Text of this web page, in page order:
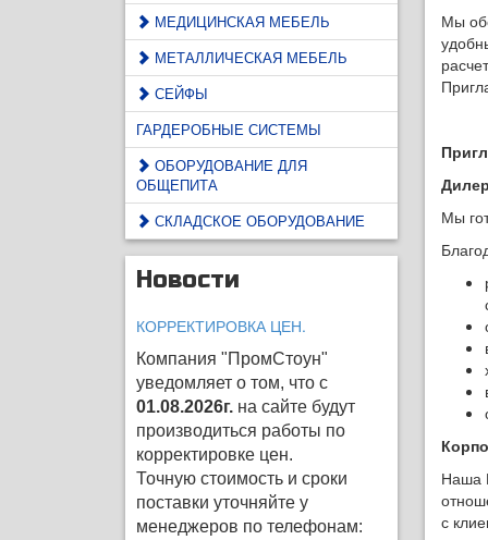
МЕДИЦИНСКАЯ МЕБЕЛЬ
МЕТАЛЛИЧЕСКАЯ МЕБЕЛЬ
СЕЙФЫ
ГАРДЕРОБНЫЕ СИСТЕМЫ
ОБОРУДОВАНИЕ ДЛЯ
ОБЩЕПИТА
СКЛАДСКОЕ ОБОРУДОВАНИЕ
Новости
КОРРЕКТИРОВКА ЦЕН.
Компания "ПромСтоун"
уведомляет о том, что с
01.08.2026г. на сайте будут
производиться работы по
корректировке цен.
Точную стоимость и сроки
поставки уточняйте у
менеджеров по телефонам:
Мы
Мы
Наша
с